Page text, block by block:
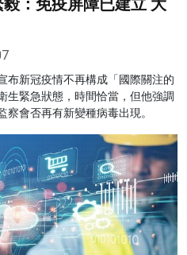
：免疫屏障已建立 大
布新冠疫情不再構成「國際關注的
生緊急狀態，時間恰當，但他強調
會否再有新變種病毒出現。